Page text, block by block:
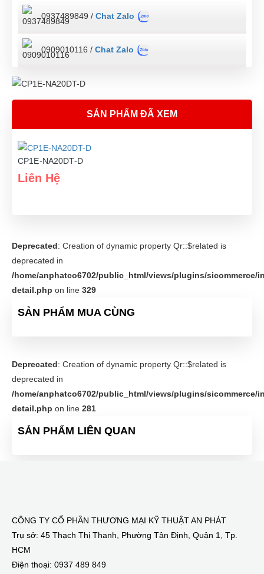
0937489849 / Chat Zalo
0909010116 / Chat Zalo
SẢN PHẨM ĐÃ XEM
CP1E-NA20DT-D
Liên Hệ
Deprecated: Creation of dynamic property Qr::$related is
deprecated in
/home/anphatco6702/public_html/views/plugins/sicommerce/
detail.php on line 329
SẢN PHẨM MUA CÙNG
Deprecated: Creation of dynamic property Qr::$related is
deprecated in
/home/anphatco6702/public_html/views/plugins/sicommerce/
detail.php on line 281
SẢN PHẨM LIÊN QUAN
CÔNG TY CỔ PHẦN THƯƠNG MẠI KỸ THUẬT AN PHÁT
Trụ sở: 45 Thạch Thị Thanh, Phường Tân Định, Quận 1, Tp.
HCM
Điện thoại: 0937 489 849